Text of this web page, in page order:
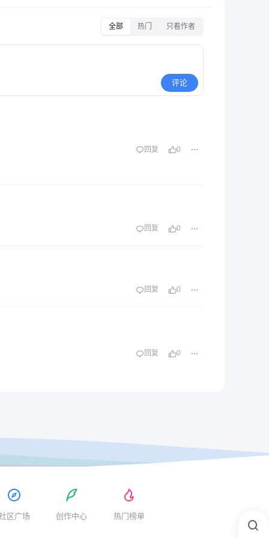
全部 热门 只看作者
评论
回复 0
回复 0
回复 0
回复 0
区广场 创作中心 热门榜单